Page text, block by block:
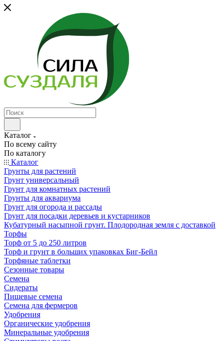
Каталог
По всему сайту
По каталогу
Каталог
Грунты для растений
Грунт универсальный
Грунт для комнатных растений
Грунты для аквариума
Грунт для огорода и рассады
Грунт для посадки деревьев и кустарников
Кубатурный насыпной грунт. Плодородная земля с доставкой
Торфы
Торф от 5 до 250 литров
Торф и грунт в больших упаковках Биг-Бейл
Торфяные таблетки
Сезонные товары
Семена
Сидераты
Пищевые семена
Семена для фермеров
Удобрения
Органические удобрения
Минеральные удобрения